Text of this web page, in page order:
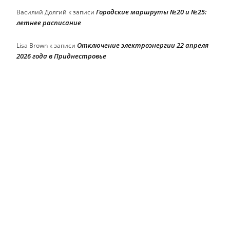
Василий Долгий к записи Городские маршруты №20 и №25:
летнее расписание
Lisa Brown к записи Отключение электроэнергии 22 апреля
2026 года в Приднестровье